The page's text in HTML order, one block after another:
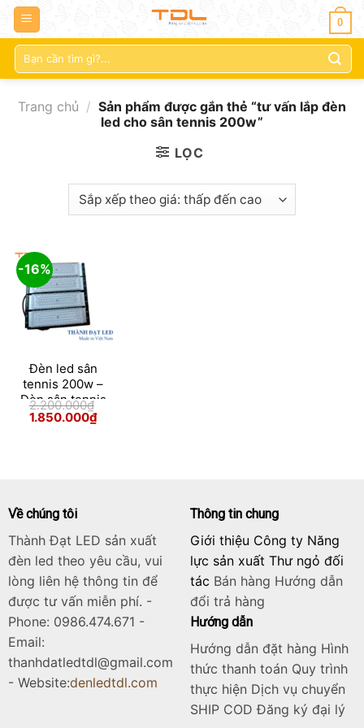
0
Tìm
kiếm:
Trang chủ / Sản phẩm được gắn thẻ “tư vấn lắp đèn
led cho sân tennis 200w”
LỌC
-16%
Đèn led sân
tennis 200w –
Đèn sân tennis
200w module
2.200.000₫
Giá
gốc
1.850.000₫Giá
hiện
Về chúng tôi
Thành Đạt LED sản xuất
đèn led theo yêu cầu, vui
lòng liên hệ thông tin để
được tư vấn miễn phí. -
Phone: 0986.474.671 -
Email:
thanhdatledtdl@gmail.com
- Website:denledtdl.com
Thông tin chung
Giới thiệu Công ty Năng
lực sản xuất Thư ngỏ đối
tác Bán hàng Hướng dẫn
đổi trả hàng
Hướng dẫn
Hướng dẫn đặt hàng Hình
thức thanh toán Quy trình
thực hiện Dịch vụ chuyển
SHIP COD Đăng ký đại lý